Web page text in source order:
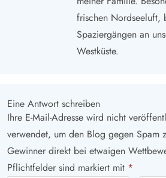
frischen Nordseeluft,
Spaziergängen an
Westküste.
Eine Antwort schreiben
Ihre E-Mail-Adresse wird nicht
verwendet, um den Blog gegen Spam
Gewinner direkt bei etwaigen
Pflichtfelder sind markiert mit *